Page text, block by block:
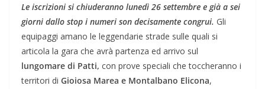
Le iscrizioni si chiuderanno lunedì 26 settembre e già a sei
giorni dallo stop i numeri son decisamente congrui. Gli
equipaggi amano le leggendarie strade sulle quali si
articola la gara che avrà partenza ed arrivo sul
lungomare di Patti, con prove speciali che toccheranno i
territori di Gioiosa Marea e Montalbano Elicona,